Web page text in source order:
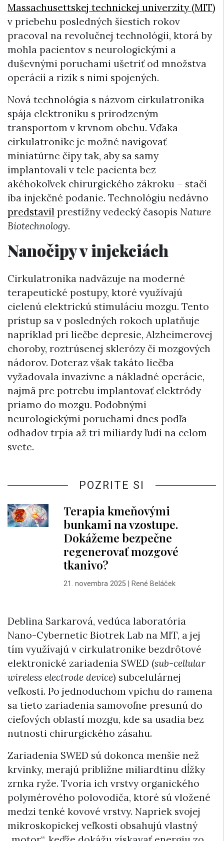
Massachusettskej technickej univerzity (MIT)
v priebehu posledných šiestich rokov
pracoval na revolučnej technológii, ktorá by
mohla pacientov s neurologickými a
duševnými poruchami ušetriť od množstva
operácií a rizík s nimi spojených.
Nová technológia s názvom cirkulatronika
spája elektroniku s prirodzeným
transportom v krvnom obehu. Vďaka
cirkulatronike je možné navigovať
miniatúrne čipy tak, aby sa samy
implantovali v tele pacienta bez
akéhokoľvek chirurgického zákroku – stačí
iba injekčné podanie. Technológiu nedávno
predstavil prestížny vedecký časopis Nature
Biotechnology.
Nanočipy v injekciách
Cirkulatronika nadväzuje na moderné
terapeutické postupy, ktoré využívajú
cielenú elektrickú stimuláciu mozgu. Tento
prístup sa v posledných rokoch uplatňuje
napríklad pri liečbe depresie, Alzheimerovej
choroby, roztrúsenej sklerózy či mozgových
nádorov. Doteraz však takáto liečba
vyžadovala invazívne a nákladné operácie,
najmä pre potrebu implantovať elektródy
priamo do mozgu. Podobnými
neurologickými poruchami dnes podľa
odhadov trpia až tri miliardy ľudí na celom
svete.
POZRITE SI
Terapia kmeňovými
bunkami na vzostupe.
Dokážeme bezpečne
regenerovať mozgové
tkanivo?
21. novembra 2025| René Beláček
Deblina Sarkarová, vedúca laboratória
Nano-Cybernetic Biotrek Lab na MIT, a jej
tím využívajú v cirkulatronike bezdrôtové
elektronické zariadenia SWED (sub-cellular
wireless electrode device) subcelulárnej
veľkosti. Po jednoduchom vpichu do ramena
sa tieto zariadenia samovoľne presunú do
cieľových oblastí mozgu, kde sa usadia bez
nutnosti chirurgického zásahu.
Zariadenia SWED sú dokonca menšie než
krvinky, merajú približne miliardtinu dĺžky
zrnka ryže. Tvoria ich vrstvy organického
polymérového polovodiča, ktoré sú vložené
medzi tenké kovové vrstvy. Napriek svojej
mikroskopickej veľkosti obsahujú vlastný